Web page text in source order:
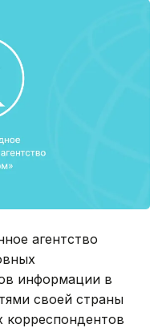
агентство
информации в
своей страны
корреспондентов